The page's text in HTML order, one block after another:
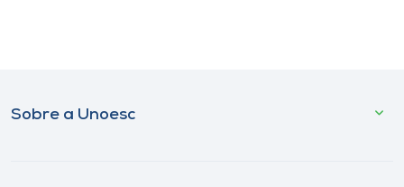
Sobre a Unoesc